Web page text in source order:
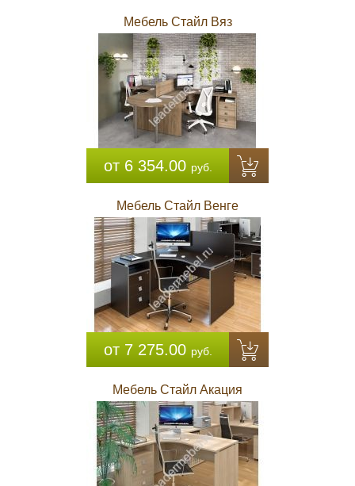
Мебель Стайл Вяз
от 6 354.00 руб.
Мебель Стайл Венге
от 7 275.00 руб.
Мебель Стайл Акация